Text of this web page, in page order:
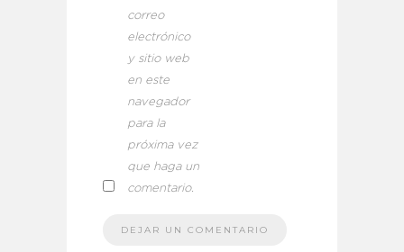
correo
electrónico
y sitio web
en este
navegador
para la
próxima vez
que haga un
comentario.